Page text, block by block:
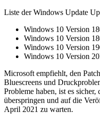
Liste der Windows Update
Windows 10 Version
Windows 10 Version
Windows 10 Version
Windows 10 Version
Microsoft empfiehlt, den
Bluescreens und
Probleme haben, ist es
überspringen und auf die
April 2021 zu warten.